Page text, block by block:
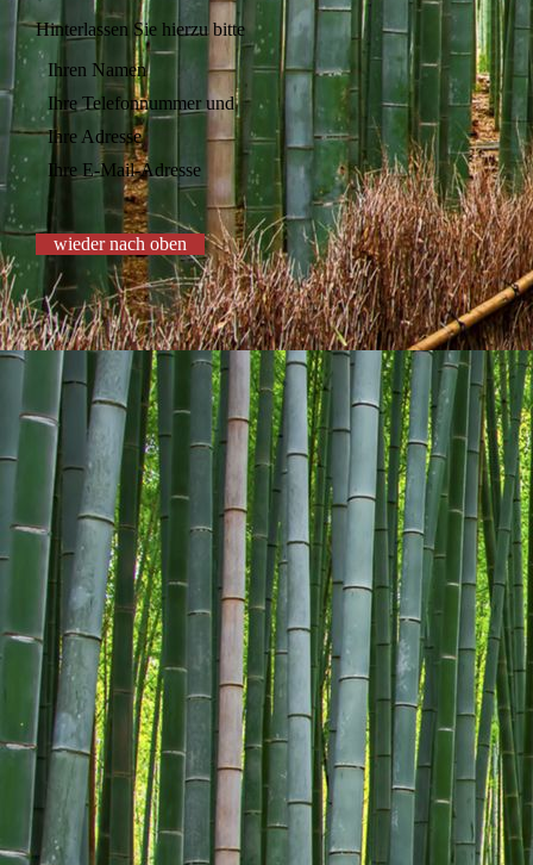
Hinterlassen Sie hierzu bitte
Ihren Namen
Ihre Telefonnummer und
Ihre Adresse
Ihre E-Mail-Adresse
wieder nach oben